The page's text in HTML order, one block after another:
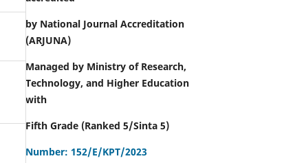
by National Journal Accreditation
(ARJUNA)
Managed by Ministry of Research,
Technology, and Higher Education
with
Fifth Grade (Ranked 5/Sinta 5)
Number: 152/E/KPT/2023